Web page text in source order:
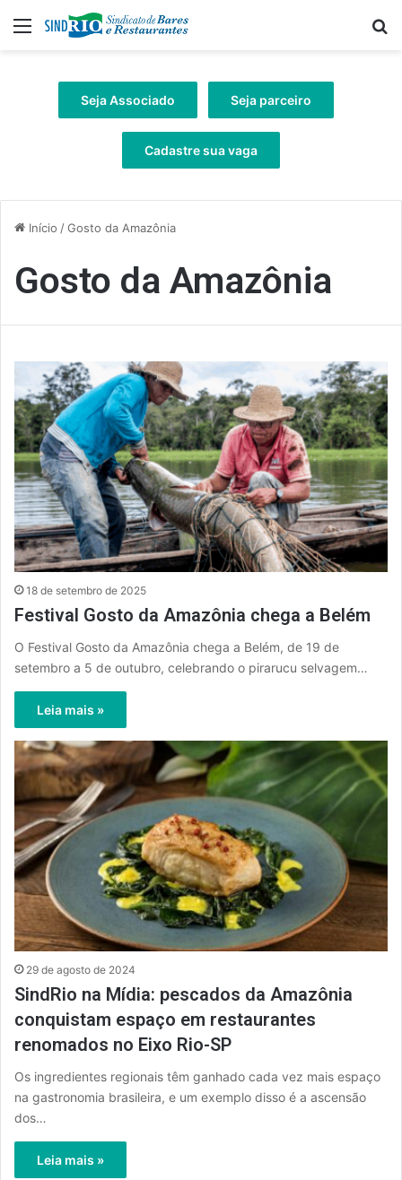
Menu
Seja Associado Seja parceiro
Cadastre sua vaga
Início /Gosto da Amazônia
Gosto da Amazônia
18 de setembro de 2025
Festival Gosto da Amazônia chega a Belém
O Festival Gosto da Amazônia chega a Belém, de 19 de
setembro a 5 de outubro, celebrando o pirarucu selvagem…
Leia mais »
29 de agosto de 2024
SindRio na Mídia: pescados da Amazônia
conquistam espaço em restaurantes
renomados no Eixo Rio-SP
Os ingredientes regionais têm ganhado cada vez mais espaço
na gastronomia brasileira, e um exemplo disso é a ascensão
dos…
Leia mais »